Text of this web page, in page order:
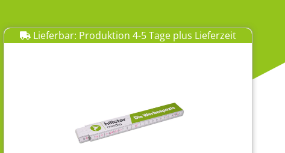
Lieferbar: Produktion 4-5 Tage plus Lieferzeit